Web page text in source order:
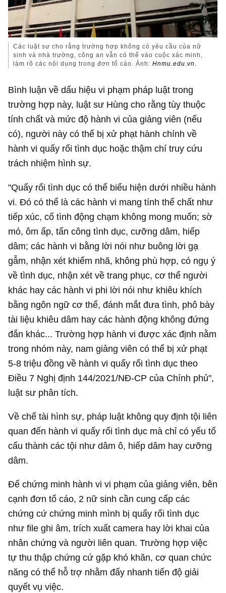
Các luật sư cho rằng trường hợp không có yêu cầu của nữ
sinh và nhà trường, công an vẫn có thể vào cuộc xác minh,
làm rõ các nội dung trong đơn tố cáo. Ảnh:Hnmu.edu.vn.
Bình luận về dấu hiệu vi phạm pháp luật trong
trường hợp này, luật sư Hùng cho rằng tùy thuộc
tính chất và mức độ hành vi của giảng viên (nếu
có), người này có thể bị xử phạt hành chính về
hành vi quấy rối tình dục hoặc thậm chí truy cứu
trách nhiệm hình sự.
"Quấy rối tình dục có thể biểu hiện dưới nhiều hành
vi. Đó có thể là các hành vi mang tính thể chất như
tiếp xúc, cố tình động chạm không mong muốn; sờ
mó, ôm ấp, tấn công tình dục, cưỡng dâm, hiếp
dâm; các hành vi bằng lời nói như buông lời gạ
gẫm, nhận xét khiếm nhã, không phù hợp, có ngụ ý
về tình dục, nhận xét về trang phục, cơ thể người
khác hay các hành vi phi lời nói như khiêu khích
bằng ngôn ngữ cơ thể, đánh mắt đưa tình, phô bày
tài liệu khiêu dâm hay các hành động không đứng
đắn khác... Trường hợp hành vi được xác định nằm
trong nhóm này, nam giảng viên có thể bị xử phạt
5-8 triệu đồng về hành vi quấy rối tình dục theo
Điều 7 Nghị định 144/2021/NĐ-CP của Chính phủ",
luật sư phân tích.
Về chế tài hình sự, pháp luật không quy định tội liên
quan đến hành vi quấy rối tình dục mà chỉ có yếu tố
cấu thành các tội như dâm ô, hiếp dâm hay cưỡng
dâm.
Để chứng minh hành vi vi phạm của giảng viên, bên
cạnh đơn tố cáo, 2 nữ sinh cần cung cấp các
chứng cứ chứng minh mình bị quấy rối tình dục
như file ghi âm, trích xuất camera hay lời khai của
nhân chứng và người liên quan. Trường hợp việc
tự thu thập chứng cứ gặp khó khăn, cơ quan chức
năng có thể hỗ trợ nhằm đẩy nhanh tiến độ giải
quyết vụ việc.